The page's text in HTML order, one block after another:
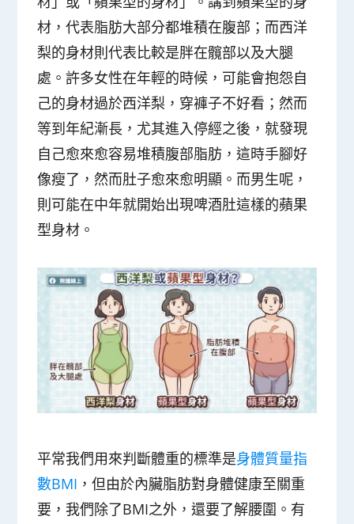
材，代表脂肪大部分都堆積在腹部；而西洋
梨的身材則代表比較是胖在髖部以及大腿
處。許多女性在年輕的時候，可能會抱怨自
己的身材過於西洋梨，穿褲子不好看；然而
等到年紀漸長，尤其進入停經之後，就發現
自己愈來愈容易堆積腹部脂肪，這時手腳好
像瘦了，然而肚子愈來愈明顯。而男生呢，
則可能在中年就開始出現啤酒肚這樣的蘋果
型身材。
平常我們用來判斷體重的標準是身體質量指
數BMI ，但由於內臟脂肪對身體健康至關重
要，我們除了BMI之外，還要了解腰圍。有